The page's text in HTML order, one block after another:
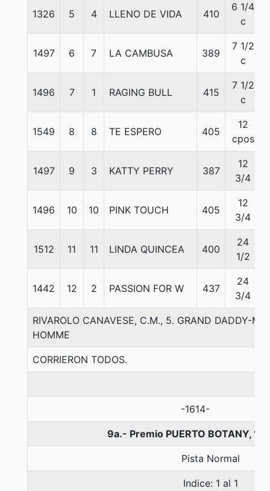
1326 5 4 LLENO DE VIDA 410
6 1/4
c
1497 6 7 LA CAMBUSA 389
7 1/2
c
1496 7 1 RAGING BULL 415
7 1/2
c
1549 8 8 TE ESPERO 405
12
cpos
1497 9 3 KATTY PERRY 387
12
3/4
1496 10 10 PINK TOUCH 405
12
3/4
1512 11 11 LINDA QUINCEA 400
24
1/2
1442 12 2 PASSION FOR W 437
24
3/4
RIVAROLO CANAVESE, C.M., 5. GRAND DADDY-
HOMME
CORRIERON TODOS.
-1614-
9a.- Premio PUERTO BOTANY,
Pista Normal
Indice: 1 al 1